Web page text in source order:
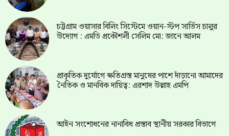
চট্টগ্রাম ওয়াসার বিলিং সিস্টেমে ওয়ান-স্টপ সার্ভিস চালুর
উদ্যোগ : এমডি প্রকৌশলী সেলিম মো: জানে আলম
প্রাকৃতিক দুর্যোগে ক্ষতিগ্রস্ত মানুষের পাশে দাঁড়ানো আমাদের
নৈতিক ও মানবিক দায়িত্ব: এরশাদ উল্লাহ এমপি
আইন সংশোধনের নানাবিধ প্রস্তাব স্থানীয় সরকার বিভাগে